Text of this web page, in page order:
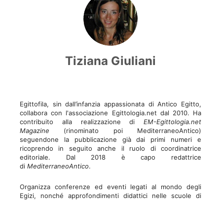
Tiziana Giuliani
Egittofila, sin dall’infanzia appassionata di Antico Egitto,
collabora con l'associazione Egittologia.net dal 2010. Ha
contribuito alla realizzazione di EM-Egittologia.net
Magazine (rinominato poi MediterraneoAntico)
seguendone la pubblicazione già dai primi numeri e
ricoprendo in seguito anche il ruolo di coordinatrice
editoriale. Dal 2018 è capo redattrice
di MediterraneoAntico.
Organizza conferenze ed eventi legati al mondo degli
Egizi, nonché approfondimenti didattici nelle scuole di